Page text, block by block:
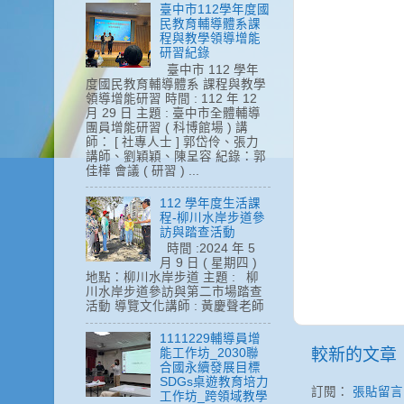
較新的文章
訂閱： 張貼留
臺中市112學年度國
民教育輔導體系課
程與教學領導增能
研習紀錄
臺中市 112 學年
度國民教育輔導體系 課程與教學
領導增能研習 時間 : 112 年 12
月 29 日 主題 : 臺中市全體輔導
團員增能研習 ( 科博館場 ) 講
師： [ 社專人士 ] 郭岱伶、張力
講師、劉穎穎、陳呈容 紀錄：郭
佳樺 會議 ( 研習 ) ...
112 學年度生活課
程-柳川水岸步道參
訪與踏查活動
時間 :2024 年 5
月 9 日 ( 星期四 )
地點：柳川水岸步道 主題 : 柳
川水岸步道參訪與第二市場踏查
活動 導覽文化講師 : 黃慶聲老師
1111229輔導員增
能工作坊_2030聯
合國永續發展目標
SDGs桌遊教育培力
工作坊_跨領域教學